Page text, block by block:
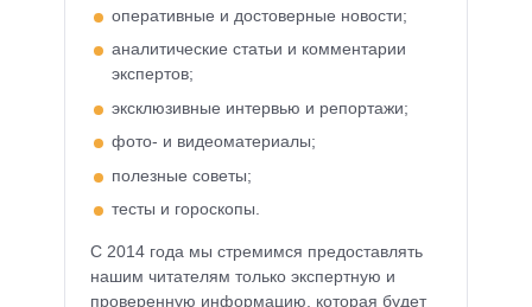
оперативные и достоверные новости;
аналитические статьи и комментарии
экспертов;
эксклюзивные интервью и репортажи;
фото- и видеоматериалы;
полезные советы;
тесты и гороскопы.
С 2014 года мы стремимся предоставлять
нашим читателям только экспертную и
проверенную информацию, которая будет